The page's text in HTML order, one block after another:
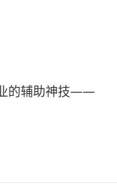
的辅助神技——